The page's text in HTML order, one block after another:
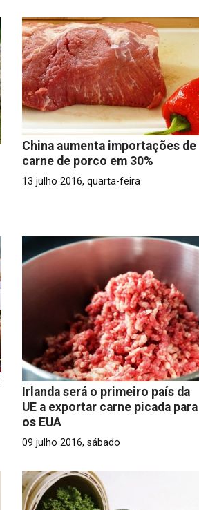
China aumenta importações de
carne de porco em 30%
13 julho 2016, quarta-feira
Irlanda será o primeiro país da
UE a exportar carne picada para
os EUA
09 julho 2016, sábado